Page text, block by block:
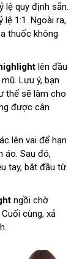
lệ quy định sẵn.
lệ 1:1. Ngoài ra,
thuốc không
lên đầu
Lưu ý, bạn
thế sẽ làm cho
được cân
lên vai để hạn
áo. Sau đó,
tay, bắt đầu từ
ngồi chờ
cùng, xả